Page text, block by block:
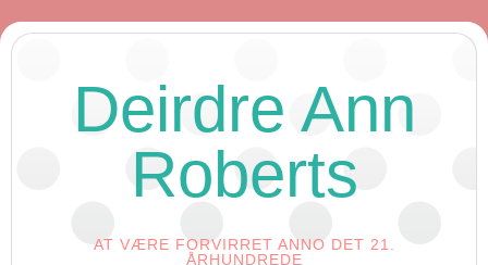
Deirdre Ann
Roberts
AT VÆRE FORVIRRET ANNO DET 21.
ÅRHUNDREDE